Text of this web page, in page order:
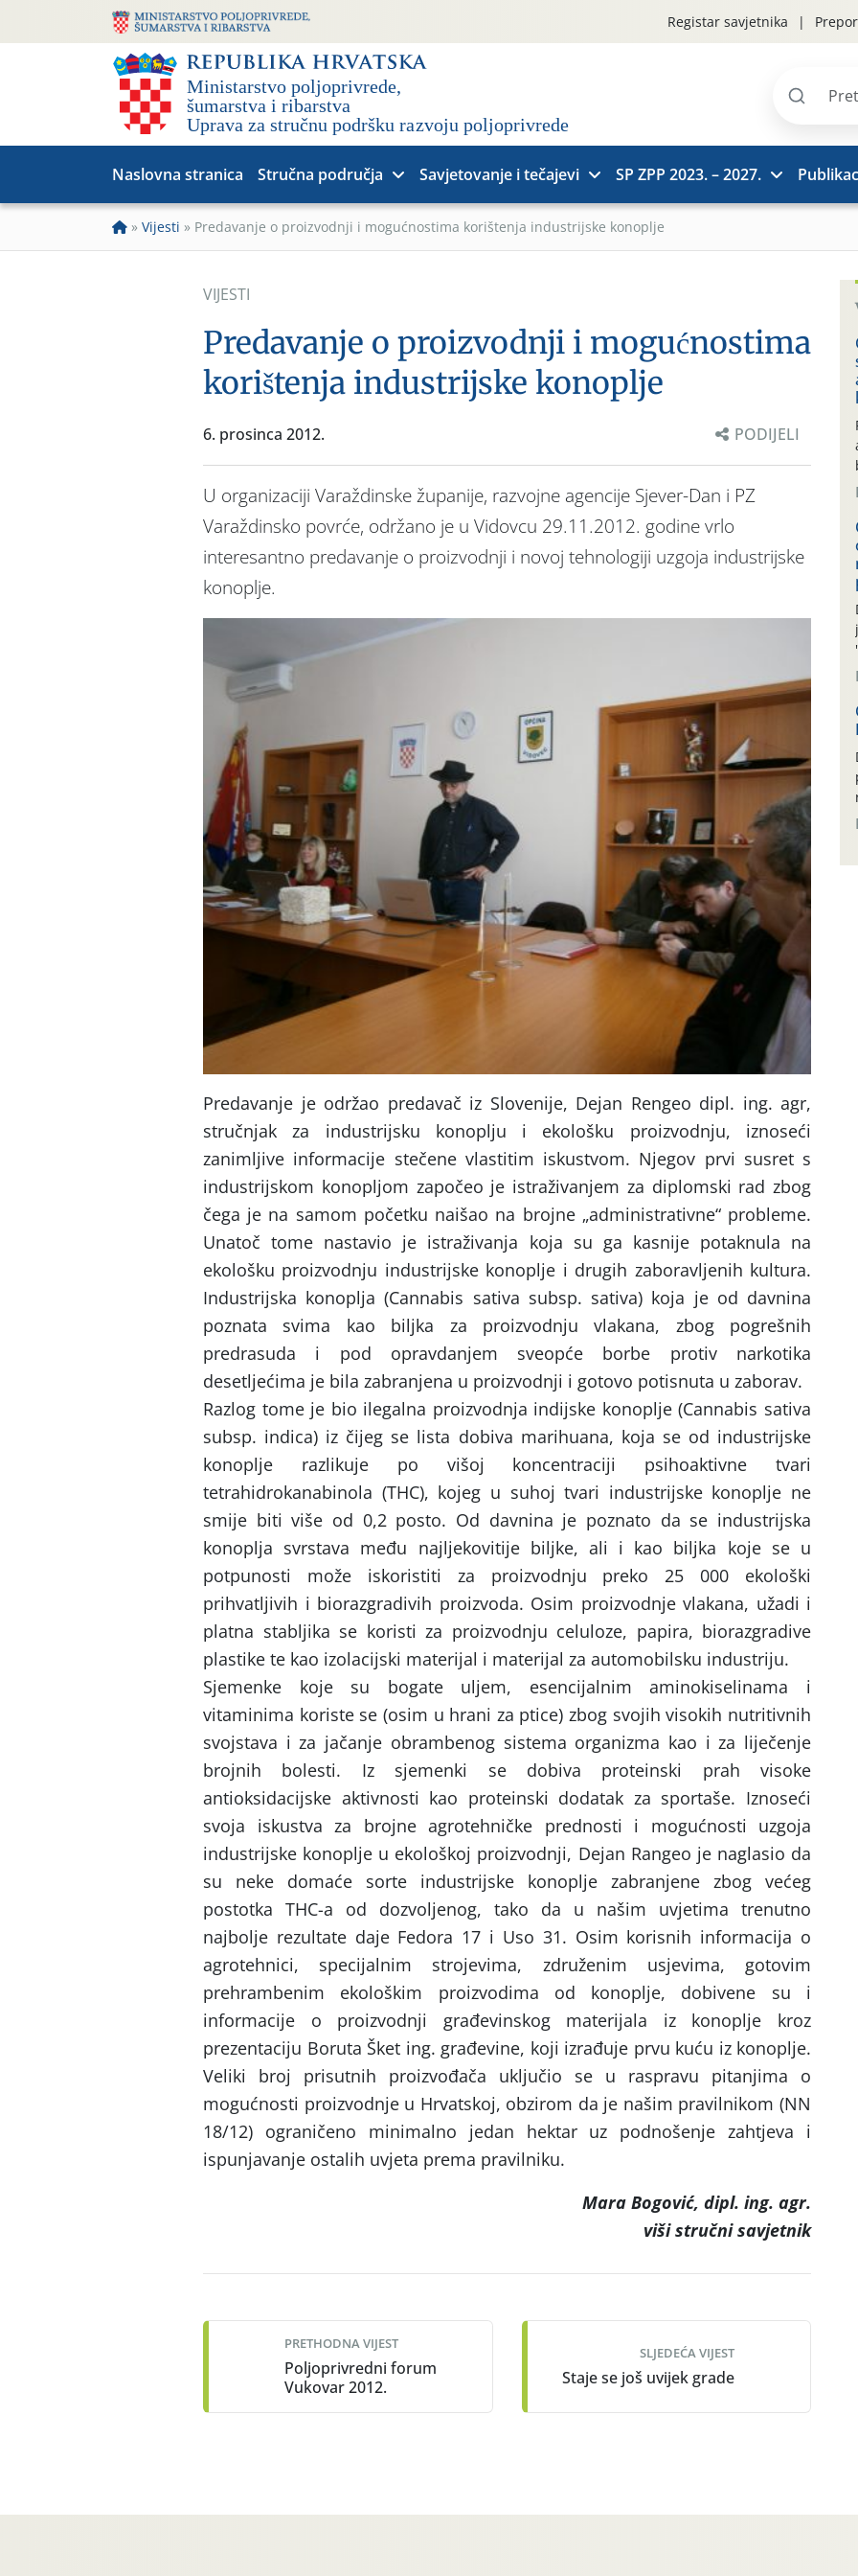
Registar savjetnika
Pretraži
Naslovna stranica Stručna područja Savjetovanje i tečajevi SP ZPP 2023. – 2027.
» Vijesti » Predavanje o proizvodnji i mogućnostima korištenja industrijske konoplje
VIJESTI
Predavanje o proizvodnji i mogućnostima
korištenja industrijske konoplje
6. prosinca 2012. PODIJELI
U organizaciji Varaždinske županije, razvojne agencije Sjever-Dan i PZ
Varaždinsko povrće, održano je u Vidovcu 29.11.2012. godine vrlo
interesantno predavanje o proizvodnji i novoj tehnologiji uzgoja industrijske
konoplje.
Predavanje je održao predavač iz Slovenije, Dejan Rengeo dipl. ing. agr,
stručnjak za industrijsku konoplju i ekološku proizvodnju, iznoseći
zanimljive informacije stečene vlastitim iskustvom. Njegov prvi susret s
industrijskom konopljom započeo je istraživanjem za diplomski rad zbog
čega je na samom početku naišao na brojne „administrativne“ probleme.
Unatoč tome nastavio je istraživanja koja su ga kasnije potaknula na
ekološku proizvodnju industrijske konoplje i drugih zaboravljenih kultura.
Industrijska konoplja (Cannabis sativa subsp. sativa) koja je od davnina
poznata svima kao biljka za proizvodnju vlakana, zbog pogrešnih
predrasuda i pod opravdanjem sveopće borbe protiv narkotika
desetljećima je bila zabranjena u proizvodnji i gotovo potisnuta u zaborav.
Razlog tome je bio ilegalna proizvodnja indijske konoplje (Cannabis sativa
subsp. indica) iz čijeg se lista dobiva marihuana, koja se od industrijske
konoplje razlikuje po višoj koncentraciji psihoaktivne tvari
tetrahidrokanabinola (THC), kojeg u suhoj tvari industrijske konoplje ne
smije biti više od 0,2 posto. Od davnina je poznato da se industrijska
konoplja svrstava među najljekovitije biljke, ali i kao biljka koje se u
potpunosti može iskoristiti za proizvodnju preko 25 000 ekološki
prihvatljivih i biorazgradivih proizvoda. Osim proizvodnje vlakana, užadi i
platna stabljika se koristi za proizvodnju celuloze, papira, biorazgradive
plastike te kao izolacijski materijal i materijal za automobilsku industriju.
Sjemenke koje su bogate uljem, esencijalnim aminokiselinama i
vitaminima koriste se (osim u hrani za ptice) zbog svojih visokih nutritivnih
svojstava i za jačanje obrambenog sistema organizma kao i za liječenje
brojnih bolesti. Iz sjemenki se dobiva proteinski prah visoke
antioksidacijske aktivnosti kao proteinski dodatak za sportaše. Iznoseći
svoja iskustva za brojne agrotehničke prednosti i mogućnosti uzgoja
industrijske konoplje u ekološkoj proizvodnji, Dejan Rangeo je naglasio da
su neke domaće sorte industrijske konoplje zabranjene zbog većeg
postotka THC-a od dozvoljenog, tako da u našim uvjetima trenutno
najbolje rezultate daje Fedora 17 i Uso 31. Osim korisnih informacija o
agrotehnici, specijalnim strojevima, združenim usjevima, gotovim
prehrambenim ekološkim proizvodima od konoplje, dobivene su i
informacije o proizvodnji građevinskog materijala iz konoplje kroz
prezentaciju Boruta Šket ing. građevine, koji izrađuje prvu kuću iz konoplje.
Veliki broj prisutnih proizvođača uključio se u raspravu pitanjima o
mogućnosti proizvodnje u Hrvatskoj, obzirom da je našim pravilnikom (NN
18/12) ograničeno minimalno jedan hektar uz podnošenje zahtjeva i
ispunjavanje ostalih uvjeta prema pravilniku.
Mara Bogović, dipl. ing. agr.
viši stručni savjetnik
navigation
PRETHODNA VIJEST
Poljoprivredni forum
Vukovar 2012.
SLJEDEĆA VIJEST
Staje se još uvijek grade